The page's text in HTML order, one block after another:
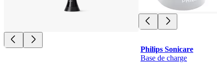
Philips Sonicare
Base de charge